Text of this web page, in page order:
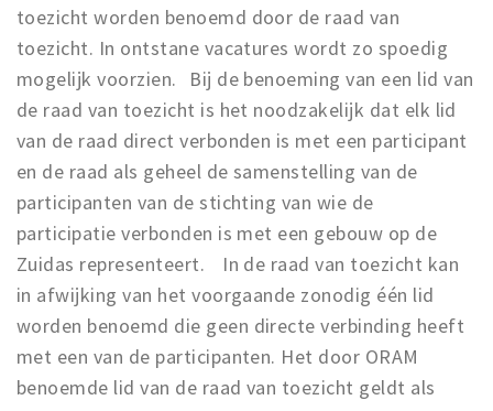
toezicht worden benoemd door de raad van
toezicht. In ontstane vacatures wordt zo spoedig
mogelijk voorzien. Bij de benoeming van een lid van
de raad van toezicht is het noodzakelijk dat elk lid
van de raad direct verbonden is met een participant
en de raad als geheel de samenstelling van de
participanten van de stichting van wie de
participatie verbonden is met een gebouw op de
Zuidas representeert. In de raad van toezicht kan
in afwijking van het voorgaande zonodig één lid
worden benoemd die geen directe verbinding heeft
met een van de participanten. Het door ORAM
benoemde lid van de raad van toezicht geldt als